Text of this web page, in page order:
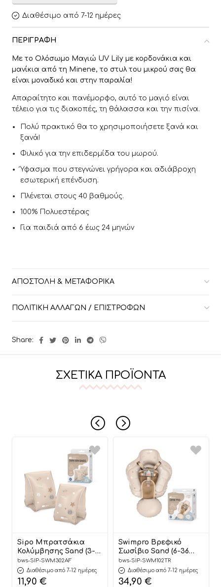
Διαθέσιμο από 7-12 ημέρες
ΠΕΡΙΓΡΑΦΉ
Με το Ολόσωμο Μαγιώ UV Lily με κορδονάκια και
μανίκια από τη Minene, το στυλ του μικρού σας θα
είναι μοναδικό και στην παραλία!
Απαραίτητο και πανέμορφο, αυτό το μαγιό είναι
τέλειο για τις διακοπές, τη θάλασσα και την πισίνα.
Πολύ πρακτικό θα το χρησιμοποιήσετε ξανά και
ξανά!
Φιλικό για την επιδερμίδα του μωρού.
Ύφασμα που στεγνώνει γρήγορα και αδιάβροχη
εσωτερική επένδυση.
Πλένεται στους 40 βαθμούς.
100% Πολυεστέρας
Για παιδιά από 6 έως 24 μηνών
ΑΠΟΣΤΟΛΉ & ΜΕΤΑΦΟΡΙΚΆ
ΠΟΛΙΤΙΚΉ ΑΛΛΑΓΏΝ / ΕΠΙΣΤΡΟΦΏΝ
Share:
ΣΧΕΤΙΚΆ ΠΡΟΪΌΝΤΑ
Sipo Μπρατσάκια
Κολύμβησης Sand (3-6
ετών) – Sipo
bws-SIP-SWM302AF
Διαθέσιμο από 7-12 ημέρες
11,90 €
Swimpro Βρεφικό
Σωσίβιο Sand (6-36
μηνών) – Sipo
bws-SIP-SWM102TR
Διαθέσιμο από 7-12 ημέρες
34,90 €